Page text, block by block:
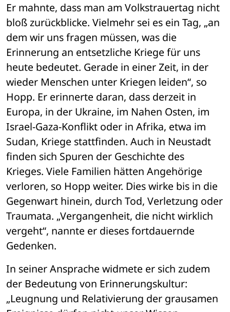
Er mahnte, dass man am Volkstrauertag nicht
bloß zurückblicke. Vielmehr sei es ein Tag, „an
dem wir uns fragen müssen, was die
Erinnerung an entsetzliche Kriege für uns
heute bedeutet. Gerade in einer Zeit, in der
wieder Menschen unter Kriegen leiden“, so
Hopp. Er erinnerte daran, dass derzeit in
Europa, in der Ukraine, im Nahen Osten, im
Israel-Gaza-Konflikt oder in Afrika, etwa im
Sudan, Kriege stattfinden. Auch in Neustadt
finden sich Spuren der Geschichte des
Krieges. Viele Familien hätten Angehörige
verloren, so Hopp weiter. Dies wirke bis in die
Gegenwart hinein, durch Tod, Verletzung oder
Traumata. „Vergangenheit, die nicht wirklich
vergeht“, nannte er dieses fortdauernde
Gedenken.
In seiner Ansprache widmete er sich zudem
der Bedeutung von Erinnerungskultur:
„Leugnung und Relativierung der grausamen